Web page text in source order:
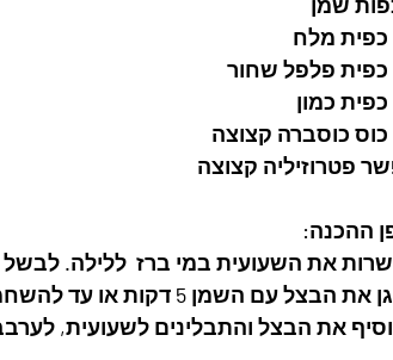
פטרוזיליה קצוצה
ההכנה:
את השעועית במי ברז  ללילה. לבשל
הבצל עם השמן 5 דקות או עד להשחמה הרצויה.
את הבצל והתבלינים לשעועית,